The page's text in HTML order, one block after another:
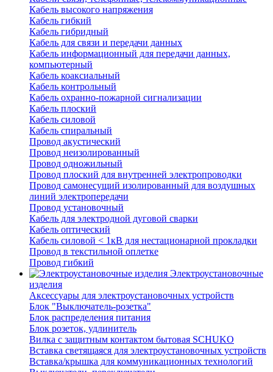
Кабель высокого напряжения
Кабель гибкий
Кабель гибридный
Кабель для связи и передачи данных
Кабель информационный для передачи данных,
компьютерный
Кабель коаксиальный
Кабель контрольный
Кабель охранно-пожарной сигнализации
Кабель плоский
Кабель силовой
Кабель спиральный
Провод акустический
Провод неизолированный
Провод одножильный
Провод плоский для внутренней электропроводки
Провод самонесущий изолированный для воздушных
линий электропередачи
Провод установочный
Кабель для электродной дуговой сварки
Кабель оптический
Кабель силовой < 1кВ для нестационарной прокладки
Провод в текстильной оплетке
Провод гибкий
Электроустановочные
изделия
Аксессуары для электроустановочных устройств
Блок "Выключатель-розетка"
Блок распределения питания
Блок розеток, удлинитель
Вилка с защитным контактом бытовая SCHUKO
Вставка светящаяся для электроустановочных устройств
Вставка/крышка для коммуникационных технологий